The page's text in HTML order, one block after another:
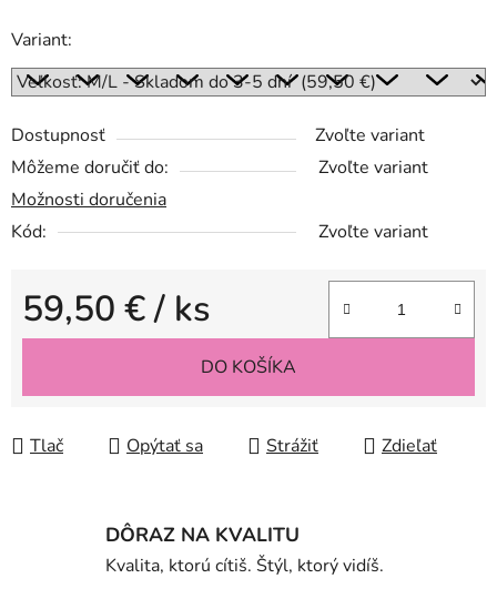
Variant:
Dostupnosť
Zvoľte variant
Môžeme doručiť do:
Zvoľte variant
Možnosti doručenia
Kód:
Zvoľte variant
59,50 €/ ks
Jednotková cena:
DO KOŠÍKA
Tlač Opýtať sa Strážiť Zdieľať
DÔRAZ NA KVALITU
Kvalita, ktorú cítiš. Štýl, ktorý vidíš.